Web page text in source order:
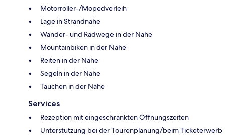
Motorroller-/Mopedverleih
Lage in Strandnähe
Wander- und Radwege in der Nähe
Mountainbiken in der Nähe
Reiten in der Nähe
Segeln in der Nähe
Tauchen in der Nähe
Services
Rezeption mit eingeschränkten Öffnungszeiten
Unterstützung bei der Tourenplanung/beim Ticketerwerb